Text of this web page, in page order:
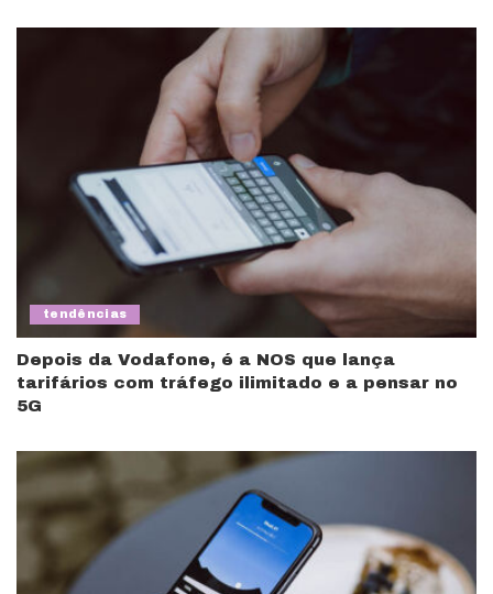
tendências
Depois da Vodafone, é a NOS que lança
tarifários com tráfego ilimitado e a pensar no
5G